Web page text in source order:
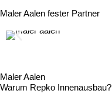
Maler Aalen fester Partner
Maler Aalen
Warum Repko Innenausbau?